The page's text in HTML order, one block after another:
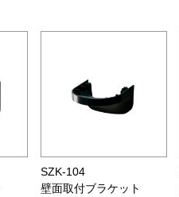
SZK-104
壁面取付ブラケット